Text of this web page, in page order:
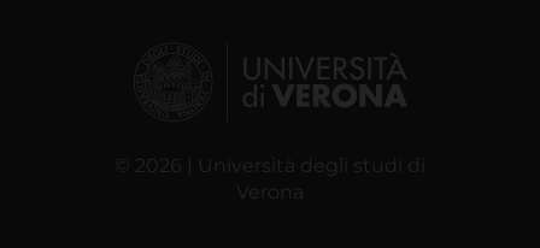
© 2026 | Università degli studi di
Verona